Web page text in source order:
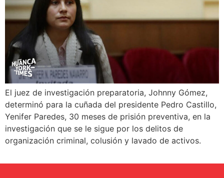
El juez de investigación preparatoria, Johnny Gómez,
determinó para la cuñada del presidente Pedro Castillo,
Yenifer Paredes, 30 meses de prisión preventiva, en la
investigación que se le sigue por los delitos de
organización criminal, colusión y lavado de activos.